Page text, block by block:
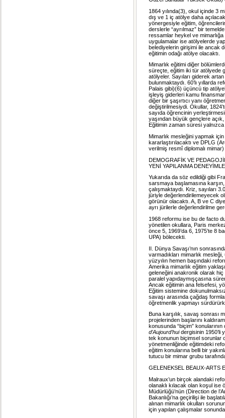
1864 yılında(3), okul içinde 3
dış ve 1 iç atölye daha
yönergesiyle eğitim,
derslerle “ayrılmaz” bir
ressamlar heykel ve
uygulamalar ise atölyelerde
belediyelerin girişimi ile ancak
eğitimin odağı atölye olacaktı.
Mimarlık eğitimi diğer
süreçte, eğitim iki tür atölyede
atölyeler. Sayıları giderek
bulunmaktaydı. 60’lı yıllarda
Palais gibi)(6) üçüncü tip
işleyiş giderleri kamu
diğer bir şaşırtıcı yanı
değiştirilmesiydi. Okullar,
sayıda öğrencinin
yaşından büyük gençlere
Eğitimin zaman süresi yalnızca
Mimarlık mesleğini yapmak
kararlaştırılacaktı ve DPLG
verilmiş resmî diplomalı
DEMOGRAFİK VE
YENİ YAPILANMA
Yukarıda da söz edildiği gibi
sarsmaya başlamasına
çalışmaktaydı. Kriz, sayıları
jüriyle değerlendirilemeyecek
görünür olacaktı. A, B ve C
ayrı jürilerle değerlendirilme
1968 reformu ise bu de facto
yönetilen okullara, Paris
önce 5, 1969’da 6, 1975’te 8
UPA) bölecekti.
II. Dünya Savaşı’nın
varmadıkları mimarlık
yüzyılın hemen başındaki
Amerika mimarlık eğitim
geleneğini anakronik olarak hiç
paralel yapıdaymışçasına
Ancak eğitimin ana felsefesi,
Eğitim sistemine
savaşı arasında çağdaş
öğretmenlik yapmayı
Buna karşılık, savaş sonrası
projelerinden başlarını
konusunda “biçim”
d’Aujourd’huidergisinin 1950’li
tek konunun biçimsel sorunlar
yönetmenliğinde eğitimdeki
eğitim konularına belli bir
tutucu bir mimar grubu
GELENEKSEL BEAUX-ARTS
Malraux’un birçok alandaki
olanaklı kılacak olan koşul ise
Müdürlüğü’nün (Direction de
Bakanlığı’na geçirilişi ile
alınan mimarlık okulları
için yapılan çalışmalar